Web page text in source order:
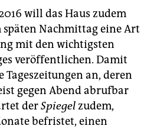
will das Haus zudem
späten Nachmittag eine Art
mit den wichtigsten
veröffentlichen. Damit
Tageszeitungen an, deren
gegen Abend abrufbar
derSpiegelzudem,
befristet, einen